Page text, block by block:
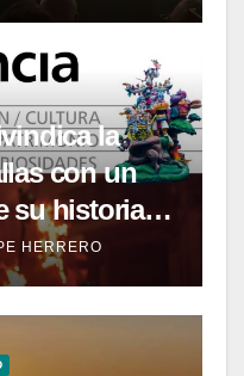
la
con un
su historia
HERRERO